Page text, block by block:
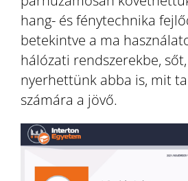
hang- és fénytechnika
betekintve a ma
hálózati rendszerekbe,
nyerhettünk abba is, mit
számára a jövő.